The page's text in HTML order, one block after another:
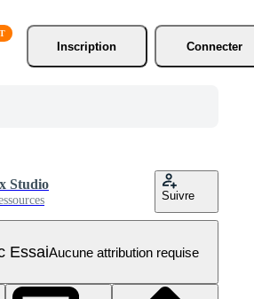
Inscription
Connecter
Studio
Suivre
EssaiAucune attribution requise